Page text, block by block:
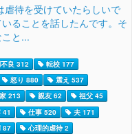
虐待を受けていたらしいで
ることを話したんです。そ
と...
良 312
転校 177
怒り 880
震え 537
213 親友 62
祖父 45
41 仕事 520
夫 171
87 心理的虐待 2